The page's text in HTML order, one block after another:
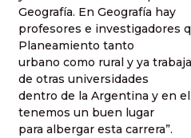
Geografía. En Geografía hay
profesores e investigadores
Planeamiento tanto
urbano como rural y ya
de otras universidades
dentro de la Argentina y en
tenemos un buen lugar
para albergar esta carrera”.